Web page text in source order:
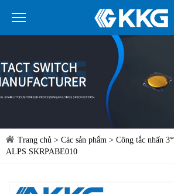
Trang chủ > Các sản phẩm > Công tắc nhấn
ALPS SKRPABE010